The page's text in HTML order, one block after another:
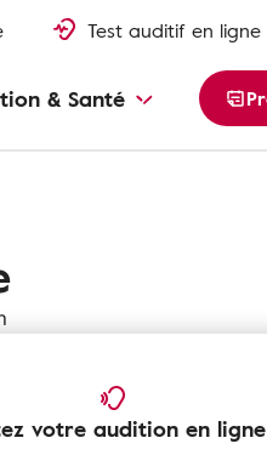
Test auditif en ligne
& Santé
votre audition en ligne